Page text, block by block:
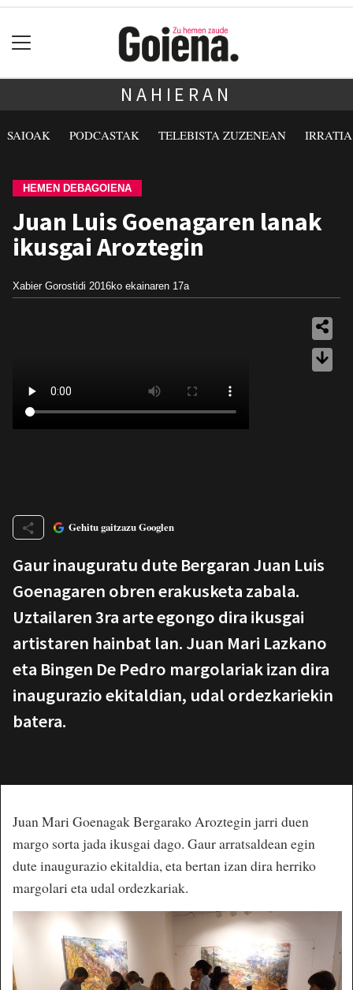
NAHIERAN
SAIOAK PODCASTAK TELEBISTA ZUZENEAN
HEMEN DEBAGOIENA
Juan Luis Goenagaren lanak
ikusgai Aroztegin
Xabier Gorostidi 2016ko ekainaren 17a
Gehitu gaitzazu Googlen
Gaur inauguratu dute Bergaran Juan Luis
Goenagaren obren erakusketa zabala.
Uztailaren 3ra arte egongo dira ikusgai
artistaren hainbat lan. Juan Mari Lazkano
eta Bingen De Pedro margolariak izan dira
inaugurazio ekitaldian, udal ordezkariekin
batera.
Juan Mari Goenagak Bergarako Aroztegin jarri duen
margo sorta jada ikusgai dago. Gaur arratsaldean egin
dute inaugurazio ekitaldia, eta bertan izan dira herriko
margolari eta udal ordezkariak.